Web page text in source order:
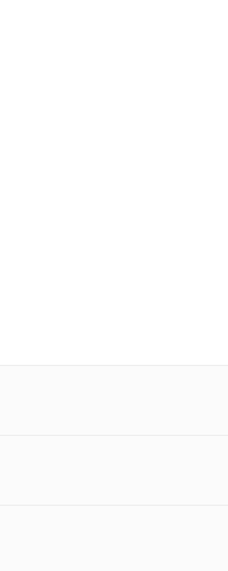
dar fără a se limita